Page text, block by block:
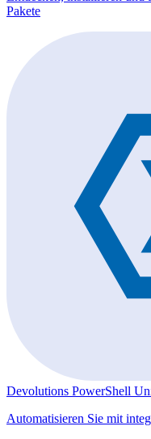
Pakete
Devolutions PowerShell
Automatisieren Sie mit